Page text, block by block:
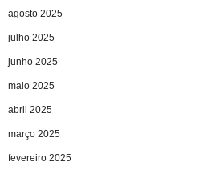
agosto 2025
julho 2025
junho 2025
maio 2025
abril 2025
março 2025
fevereiro 2025